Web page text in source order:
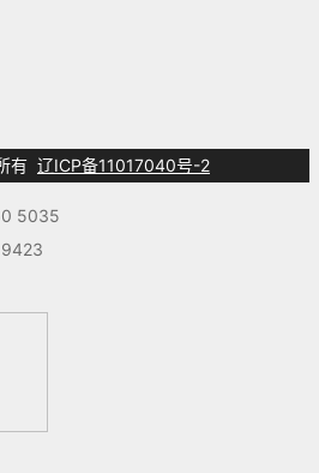
有 辽ICP备11017040号-2
5035